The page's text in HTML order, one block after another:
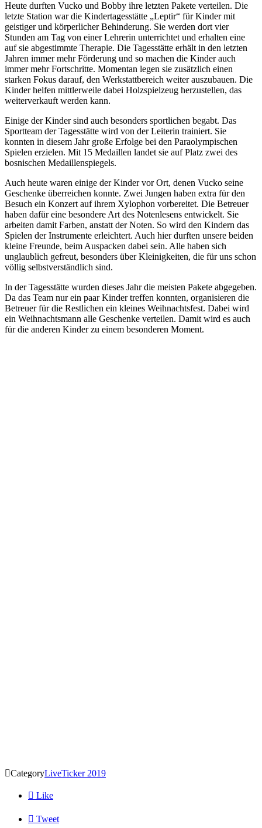
Heute durften Vucko und Bobby ihre letzten Pakete verteilen. Die
letzte Station war die Kindertagesstätte „Leptir“ für Kinder mit
geistiger und körperlicher Behinderung. Sie werden dort vier
Stunden am Tag von einer Lehrerin unterrichtet und erhalten eine
auf sie abgestimmte Therapie. Die Tagesstätte erhält in den letzten
Jahren immer mehr Förderung und so machen die Kinder auch
immer mehr Fortschritte. Momentan legen sie zusätzlich einen
starken Fokus darauf, den Werkstattbereich weiter auszubauen. Die
Kinder helfen mittlerweile dabei Holzspielzeug herzustellen, das
weiterverkauft werden kann.
Einige der Kinder sind auch besonders sportlichen begabt. Das
Sportteam der Tagesstätte wird von der Leiterin trainiert. Sie
konnten in diesem Jahr große Erfolge bei den Paraolympischen
Spielen erzielen. Mit 15 Medaillen landet sie auf Platz zwei des
bosnischen Medaillenspiegels.
Auch heute waren einige der Kinder vor Ort, denen Vucko seine
Geschenke überreichen konnte. Zwei Jungen haben extra für den
Besuch ein Konzert auf ihrem Xylophon vorbereitet. Die Betreuer
haben dafür eine besondere Art des Notenlesens entwickelt. Sie
arbeiten damit Farben, anstatt der Noten. So wird den Kindern das
Spielen der Instrumente erleichtert. Auch hier durften unsere beiden
kleine Freunde, beim Auspacken dabei sein. Alle haben sich
unglaublich gefreut, besonders über Kleinigkeiten, die für uns schon
völlig selbstverständlich sind.
In der Tagesstätte wurden dieses Jahr die meisten Pakete abgegeben.
Da das Team nur ein paar Kinder treffen konnten, organisieren die
Betreuer für die Restlichen ein kleines Weihnachtsfest. Dabei wird
ein Weihnachtsmann alle Geschenke verteilen. Damit wird es auch
für die anderen Kinder zu einem besonderen Moment.
CategoryLiveTicker 2019
 Like
 Tweet